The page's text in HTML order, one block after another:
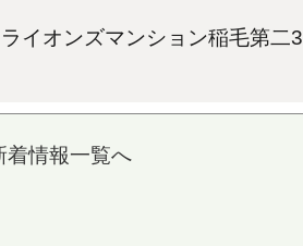
イオンズマンション稲毛第二
着情報一覧へ